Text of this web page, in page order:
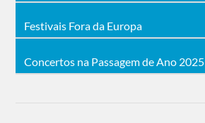
Festivais Fora da Europa
Concertos na Passagem de Ano 2025